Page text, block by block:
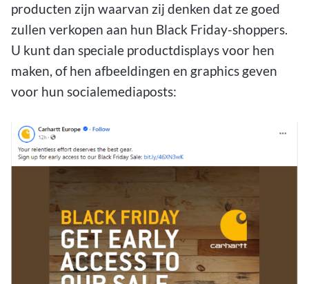
producten zijn waarvan zij denken dat ze goed
zullen verkopen aan hun Black Friday-shoppers.
U kunt dan speciale productdisplays voor hen
maken, of hen afbeeldingen en graphics geven
voor hun socialemediaposts: